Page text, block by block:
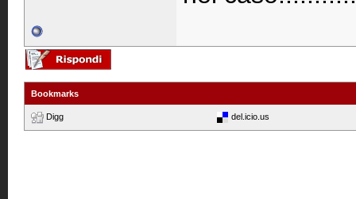
Bookmarks
Digg del.icio.us